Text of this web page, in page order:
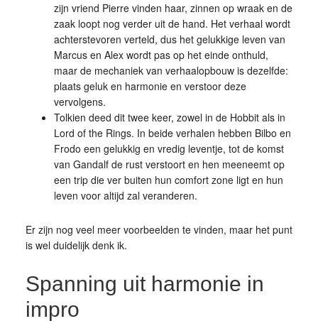
zijn vriend Pierre vinden haar, zinnen op wraak en de
zaak loopt nog verder uit de hand. Het verhaal wordt
achterstevoren verteld, dus het gelukkige leven van
Marcus en Alex wordt pas op het einde onthuld,
maar de mechaniek van verhaalopbouw is dezelfde:
plaats geluk en harmonie en verstoor deze
vervolgens.
Tolkien deed dit twee keer, zowel in de Hobbit als in
Lord of the Rings. In beide verhalen hebben Bilbo en
Frodo een gelukkig en vredig leventje, tot de komst
van Gandalf de rust verstoort en hen meeneemt op
een trip die ver buiten hun comfort zone ligt en hun
leven voor altijd zal veranderen.
Er zijn nog veel meer voorbeelden te vinden, maar het punt
is wel duidelijk denk ik.
Spanning uit harmonie in
impro